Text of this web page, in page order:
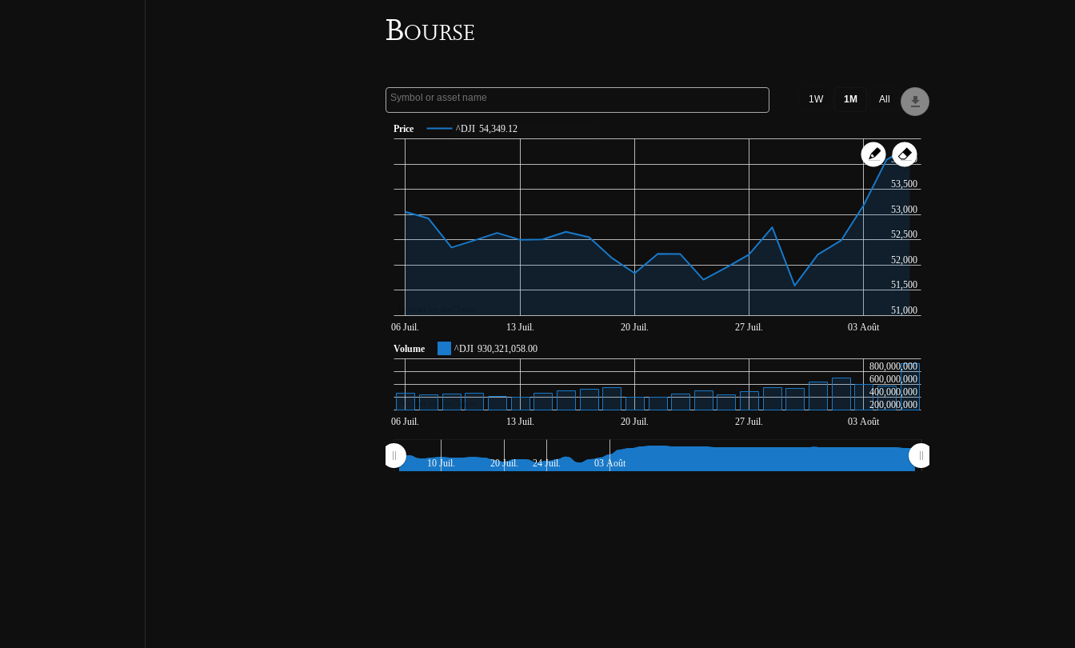
Bourse
Price ^DJI 54,349.12
06 Juil. 13 Juil. 20 Juil. 27 Juil. 03 Août
51,000
51,500
52,000
52,500
53,000
53,500
54,000
Volume ^DJI 930,321,058.00
06 Juil. 13 Juil. 20 Juil. 27 Juil. 03 Août
200,000,000
400,000,000
600,000,000
800,000,000
JS chart by amCharts
10 Juil. 20 Juil. 24 Juil. 03 Août